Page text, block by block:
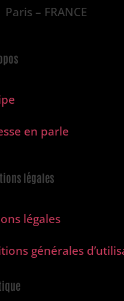
Paris – FRANCE
en parle
légales
légales
générales